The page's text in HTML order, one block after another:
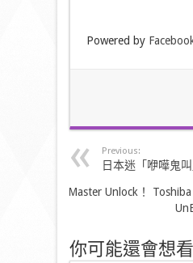
Powered by
Previous:
日本迷「咿嘩鬼
Master Unlock！
你可能還會想看